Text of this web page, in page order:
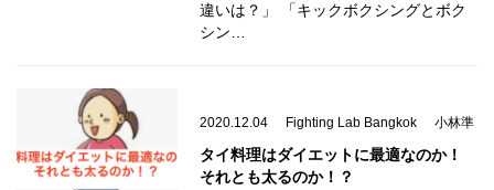
違いは？」 「キックボクシングとボク
シン…
2020.12.04 Fighting Lab Bangkok 小林準
タイ料理はダイエットに最適なのか！
それとも太るのか！？